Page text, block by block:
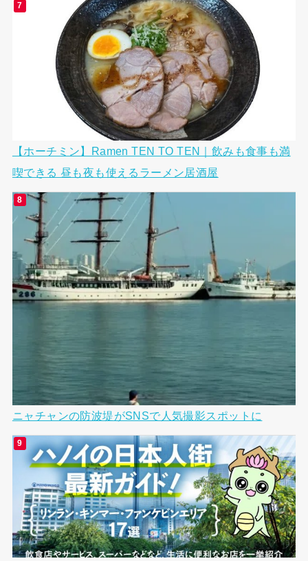
【ホーチミン】Ramen TEN TO TEN｜飲みも食事も満
喫できる 昼も夜も使えるラーメン居酒屋
ニャチャンの防波堤がSNSで人気撮影スポットに